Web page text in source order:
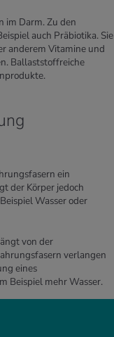
im Darm. Zu den
auch Präbiotika. Sie
anderem Vitamine und
Ballaststoffreiche
ein
der Körper jedoch
Wasser oder
von der
verlangen
eines
Beispiel mehr Wasser.